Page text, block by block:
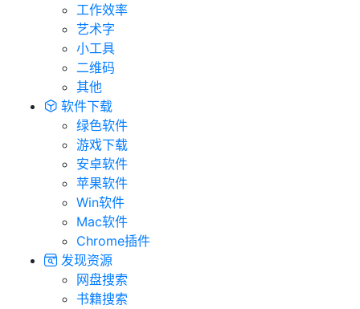
工作效率
艺术字
小工具
二维码
其他
软件下载
绿色软件
游戏下载
安卓软件
苹果软件
Win软件
Mac软件
Chrome插件
发现资源
网盘搜索
书籍搜索